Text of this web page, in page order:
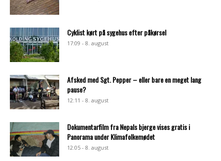
Cyklist kørt på sygehus efter påkørsel
17:09 - 8. august
Afsked med Sgt. Pepper – eller bare en meget lang
pause?
12:11 - 8. august
Dokumentarfilm fra Nepals bjerge vises gratis i
Panorama under Klimafolkemødet
12:05 - 8. august